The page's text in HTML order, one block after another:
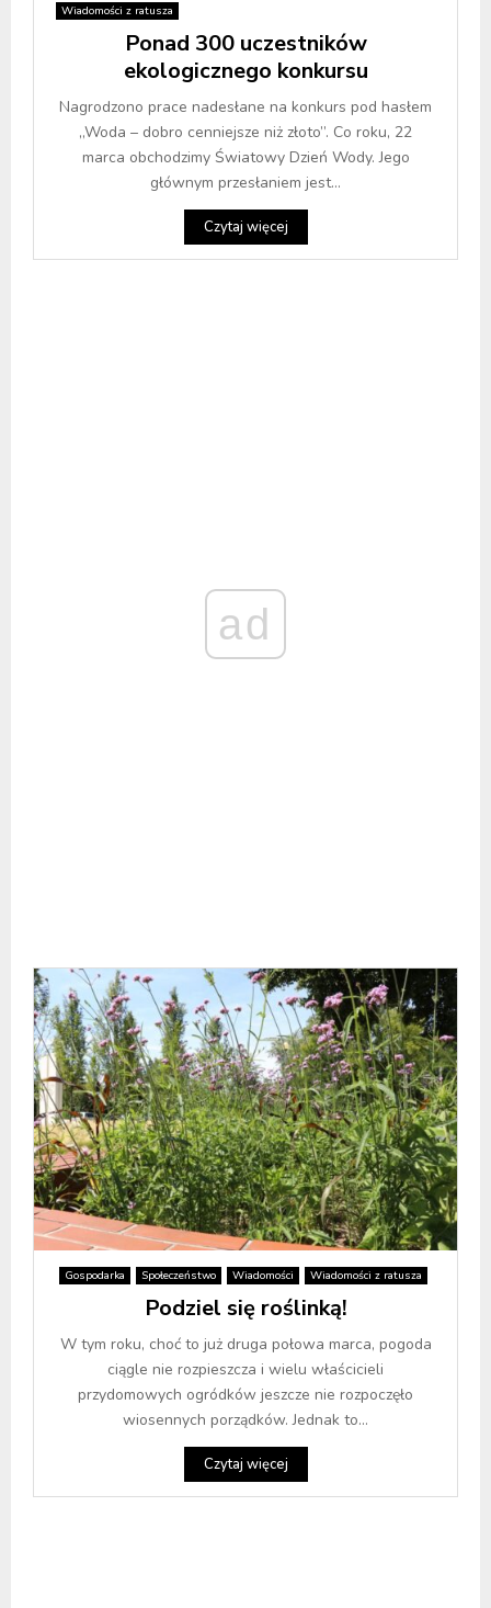
Wiadomości z ratusza
Ponad 300 uczestników
ekologicznego konkursu
Nagrodzono prace nadesłane na konkurs pod hasłem
„Woda – dobro cenniejsze niż złoto”. Co roku, 22
marca obchodzimy Światowy Dzień Wody. Jego
głównym przesłaniem jest...
Czytaj więcej
ad
Gospodarka Społeczeństwo Wiadomości Wiadomości z ratusza
Podziel się roślinką!
W tym roku, choć to już druga połowa marca, pogoda
ciągle nie rozpieszcza i wielu właścicieli
przydomowych ogródków jeszcze nie rozpoczęło
wiosennych porządków. Jednak to...
Czytaj więcej